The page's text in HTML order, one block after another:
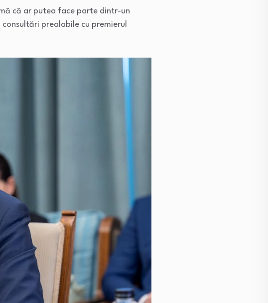
că ar putea face parte dintr-un
prealabile cu premierul